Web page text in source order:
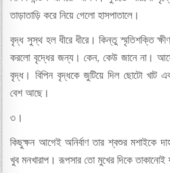
তাড়াতাড়ি করে নিয়ে গেলো হাসপাতালে।
বৃদ্ধ সুস্থ হল ধীরে ধীরে। কিন্তু স্মৃতিশক্তি
করলো বৃদ্ধের জন্য। কেন, কেউ জানে না।
বৃদ্ধ। বিপিন বৃদ্ধকে জুটিয়ে দিল ছোটো খাট
বেশ আছে।
৩।
কিছুক্ষন আগেই অনির্বাণ তার শ্বশুর মশাইকে
খুব মনখারাপ। রূপসার তো মুখের দিকে তাকানোই